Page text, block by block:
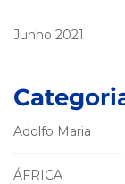
Junho 2021
Adolfo Maria
ÁFRICA